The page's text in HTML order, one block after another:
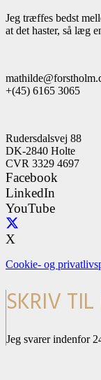
Jeg træffes bedst
at det haster, så læg
+(45) 6165 3065
Rudersdalsvej 88
DK-2840 Holte
CVR 3329 4697
Facebook
LinkedIn
YouTube
X
Cookie- og
SKRIV
Jeg svarer indenfor